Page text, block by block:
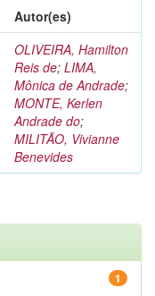
Autor(es)
OLIVEIRA, Hamilton
Reis de; LIMA,
Mônica de Andrade;
MONTE, Kerlen
Andrade do;
MILITÃO, Vivianne
Benevides
1